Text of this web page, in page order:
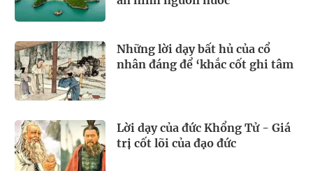
Những lời dạy bất hủ của cổ
nhân đáng để ‘khắc cốt ghi tâm
Lời dạy của đức Khổng Tử - Giá
trị cốt lõi của đạo đức